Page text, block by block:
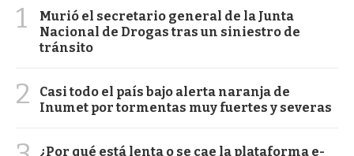
1
Murió el secretario general de la Junta
Nacional de Drogas tras un siniestro de
tránsito
2
Casi todo el país bajo alerta naranja de
Inumet por tormentas muy fuertes y severas
¿Por qué está lenta o se cae la plataforma e-